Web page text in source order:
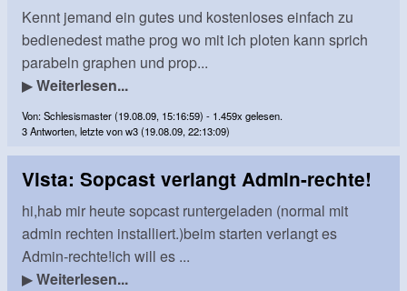
Kennt jemand ein gutes und kostenloses einfach zu
bedienedest mathe prog wo mit ich ploten kann sprich
parabeln graphen und prop...
▶Weiterlesen...
Von: Schlesismaster (19.08.09, 15:16:59) - 1.459x gelesen.
3 Antworten, letzte von w3 (19.08.09, 22:13:09)
Vista: Sopcast verlangt Admin-rechte!
hi,hab mir heute sopcast runtergeladen (normal mit
admin rechten installiert.)beim starten verlangt es
Admin-rechte!ich will es ...
▶Weiterlesen...